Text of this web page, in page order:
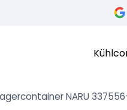
NARU